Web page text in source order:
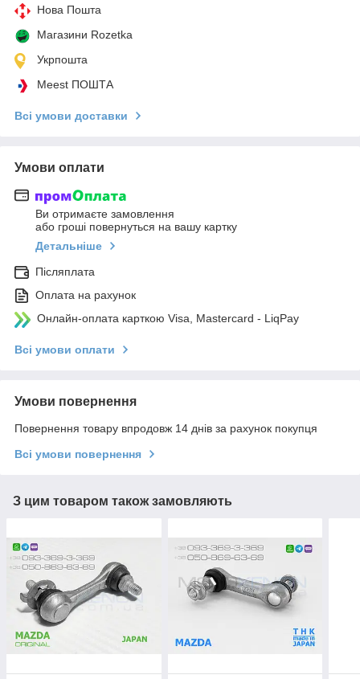
Нова Пошта
Магазини Rozetka
Укрпошта
Meest ПОШТА
Всі умови доставки
Умови оплати
Ви отримаєте замовлення
або гроші повернуться на вашу картку
Детальніше
Післяплата
Оплата на рахунок
Онлайн-оплата карткою Visa, Mastercard - LiqPay
Всі умови оплати
Умови повернення
Повернення товару впродовж 14 днів за рахунок покупця
Всі умови повернення
З цим товаром також замовляють